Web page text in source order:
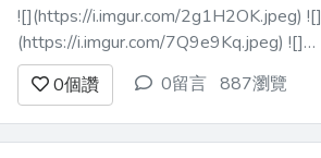
![](https://i.imgur.com/2g1H2OK.jpeg) ![]
(https://i.imgur.com/7Q9e9Kq.jpeg) ![]
(https://i.imgur.com/Nz36anz.jpeg) ![]
(https://i.imgur.com/ZUpQrEv.j...
0個讚 0留言 887瀏覽